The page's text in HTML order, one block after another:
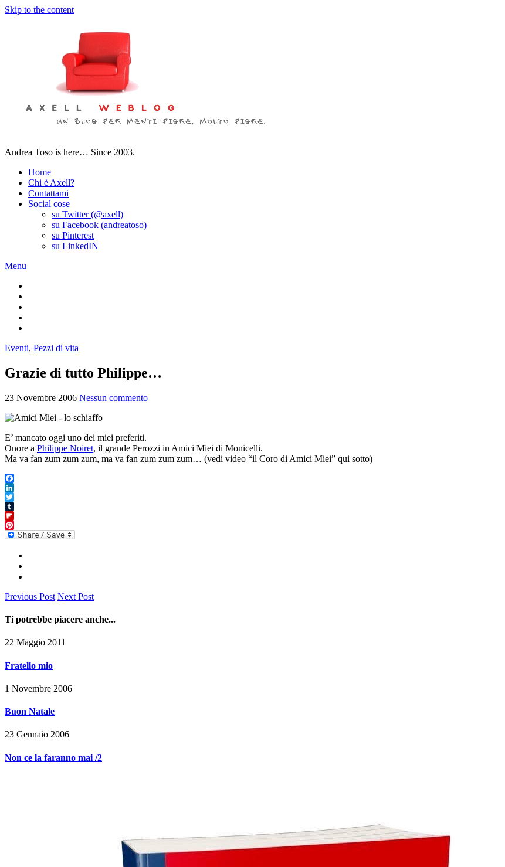
Skip to the content
Andrea Toso is here… Since 2003.
Home
Chi è Axell?
Contattami
Social cose
su Twitter (@axell)
su Facebook (andreatoso)
su Pinterest
su LinkedIN
Menu
Eventi, Pezzi di vita
Grazie di tutto Philippe…
23 Novembre 2006 Nessun commento
E’ mancato oggi uno dei miei preferiti.
Onore a Philippe Noiret, il grande Perozzi in Amici Miei di Monicelli.
Ma va fan zum zum zum, ma va fan zum zum zum… (vedi video “il Coro di Amici Miei” qui sotto)
Facebook
LinkedIn
Twitter
Tumblr
Flipboard
Pinterest
Previous Post Next Post
Ti potrebbe piacere anche...
22 Maggio 2011
Fratello mio
1 Novembre 2006
Buon Natale
23 Gennaio 2006
Non ce la faranno mai /2